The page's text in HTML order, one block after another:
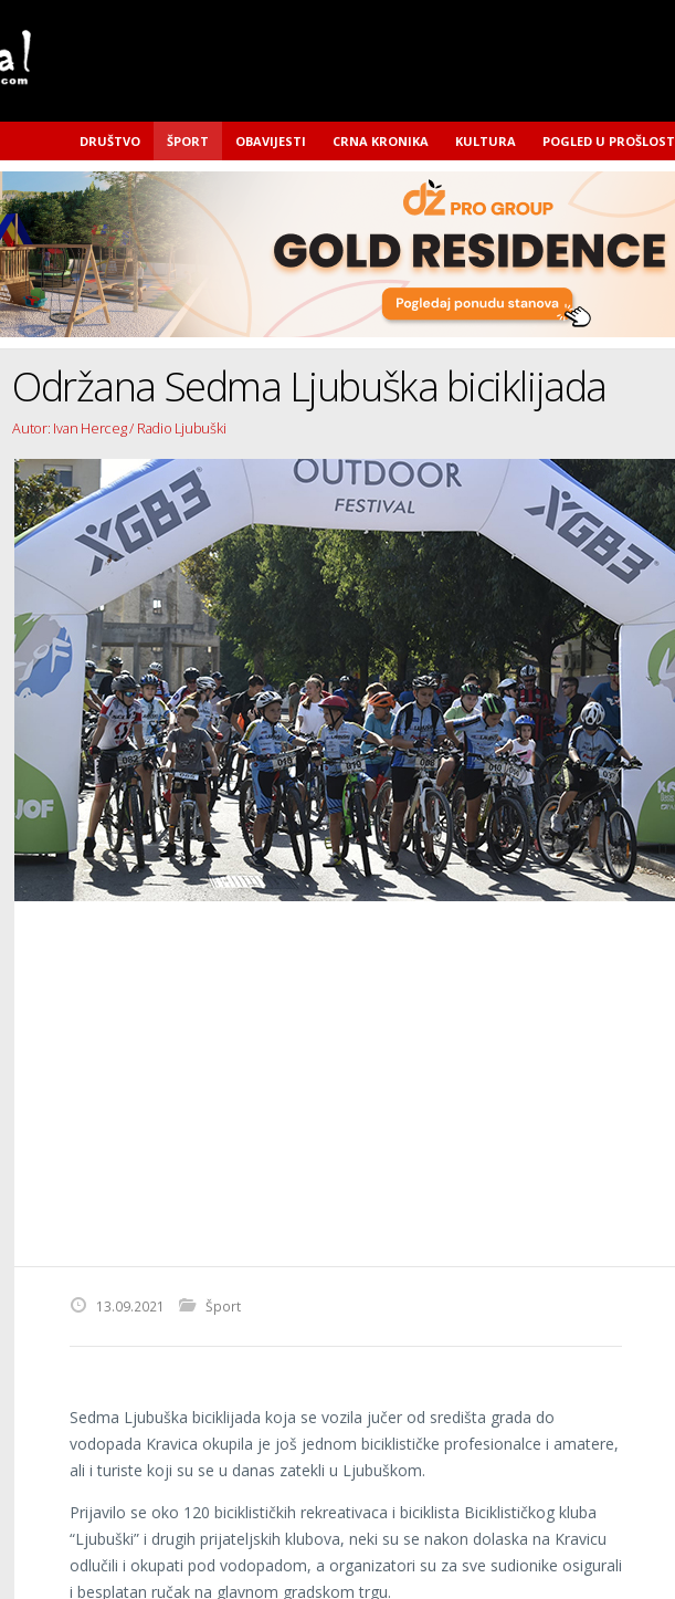
DRUŠTVO ŠPORT OBAVIJESTI CRNA KRONIKA KULTURA POGLED U PROŠLOST
Održana Sedma Ljubuška biciklijada
Autor: Ivan Herceg / Radio Ljubuški
13.09.2021 Šport
Sedma Ljubuška biciklijada koja se vozila jučer od središta grada do
vodopada Kravica okupila je još jednom biciklističke profesionalce i amatere,
ali i turiste koji su se u danas zatekli u Ljubuškom.
Prijavilo se oko 120 biciklističkih rekreativaca i biciklista Biciklističkog kluba
“Ljubuški” i drugih prijateljskih klubova, neki su se nakon dolaska na Kravicu
odlučili i okupati pod vodopadom, a organizatori su za sve sudionike osigurali
i besplatan ručak na glavnom gradskom trgu.